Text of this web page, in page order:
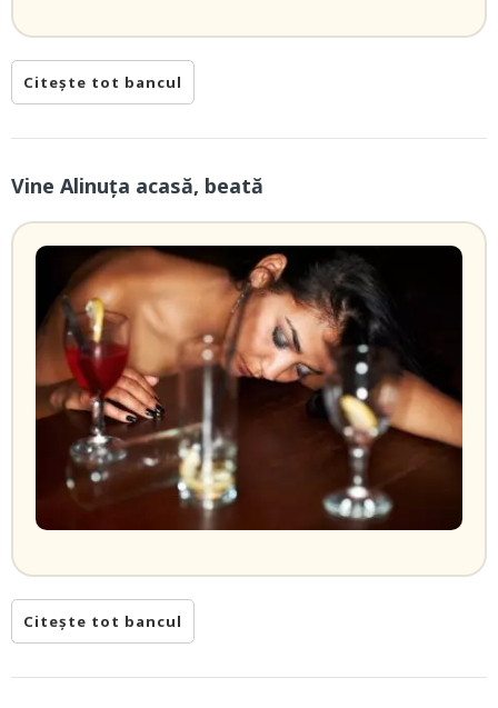
Citește tot bancul
Vine Alinuța acasă, beată
Citește tot bancul